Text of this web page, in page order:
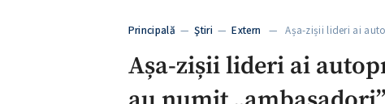
Principală —Ştiri —Extern — Așa-zișii lideri ai
Așa-zișii lideri ai